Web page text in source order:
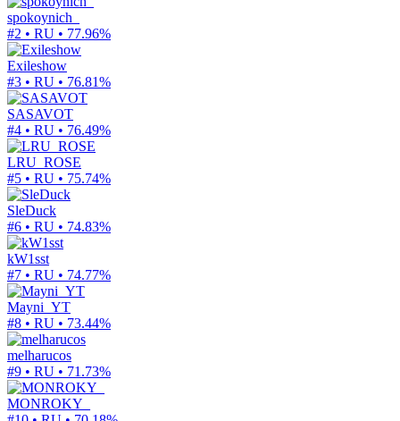
spokoynich_
#2 • RU • 77.96%
Exileshow
#3 • RU • 76.81%
SASAVOT
#4 • RU • 76.49%
LRU_ROSE
#5 • RU • 75.74%
SleDuck
#6 • RU • 74.83%
kW1sst
#7 • RU • 74.77%
Mayni_YT
#8 • RU • 73.44%
melharucos
#9 • RU • 71.73%
MONROKY_